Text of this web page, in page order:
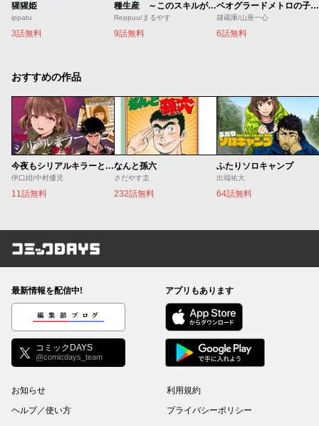
猩猩姫
ippatu
3話無料
種生産 ～このスキルがチートだとまだ誰も気付いていない～
Reppuu/まるやす
9話無料
ベオグラードメトロの子供たち
隷蔵庫/山座一心
6話無料
おすすめの作品
今夜もシリアルキラーと待ち合わせ
伊口紺/中村優児
11話無料
なんと孫六
さだやす圭
232話無料
ふたりソロキャンプ
出端祐大
64話無料
コミックDAYS
最新情報を配信中!
編集部ブログ
コミックDAYS
@comicdays_team
アプリもあります
お知らせ
ヘルプ／使い方
利用規約
プライバシーポリシー